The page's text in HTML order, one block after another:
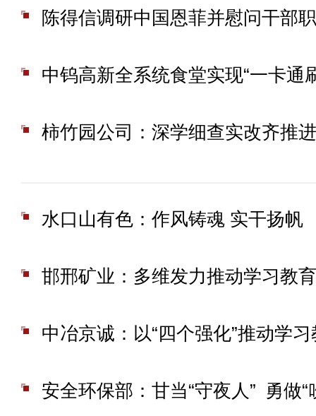
陈得信调研中国恩菲并慰问干部
中钨高新全系统食堂实现“一卡通
柿竹园公司：深学细查实改齐推进
水口山有色：作风铸魂 实干扬帆
邯邢矿业：多维发力推动学习教
安全环保部：甘当“守夜人” 勇做“